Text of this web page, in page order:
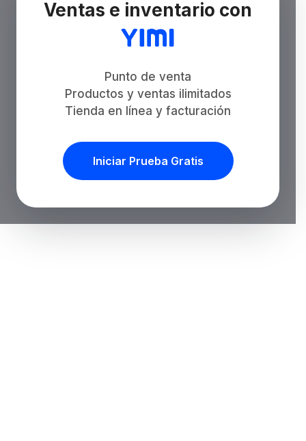
Ventas e inventario con
Punto de venta
Productos y ventas ilimitados
Tienda en línea y facturación
Iniciar Prueba Gratis